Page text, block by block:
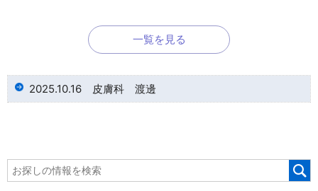
一覧を見る
2025.10.16 皮膚科 渡邊